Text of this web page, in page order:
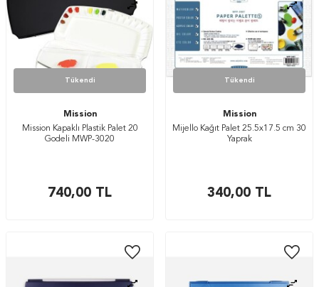
Tükendi
Mission
Mission Kapaklı Plastik Palet 20
Godeli MWP-3020
740,00 TL
Tükendi
Mission
Mijello Kağıt Palet 25.5x17.5 cm 30
Yaprak
340,00 TL